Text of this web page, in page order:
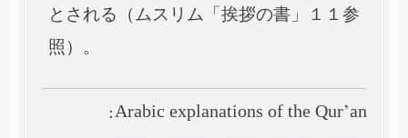
とされる（ムスリム「挨拶の書」１１参
照）。
Arabic explanations of the Qur’an: